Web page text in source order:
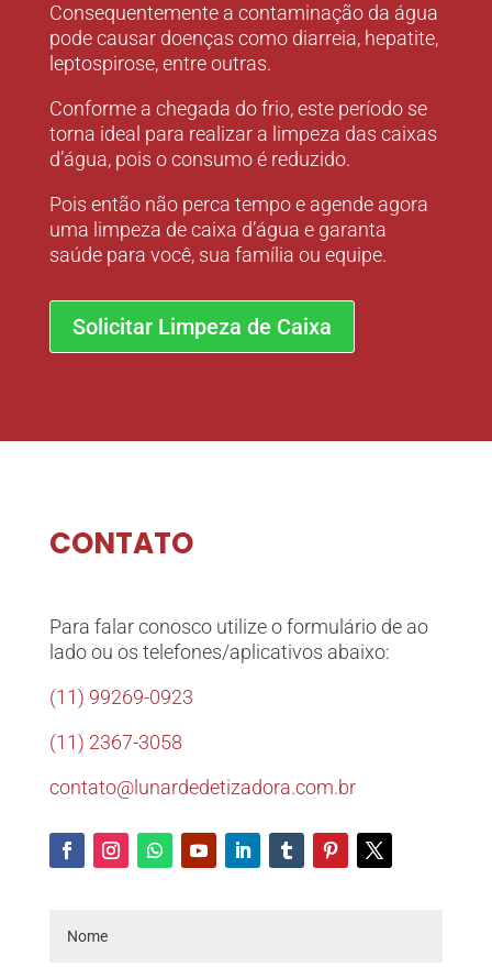
Consequentemente a contaminação da água
pode causar doenças como diarreia, hepatite,
leptospirose, entre outras.
Conforme a chegada do frio, este período se
torna ideal para realizar a limpeza das caixas
d’água, pois o consumo é reduzido.
Pois então não perca tempo e agende agora
uma limpeza de caixa d’água e garanta
saúde para você, sua família ou equipe.
Solicitar Limpeza de Caixa
CONTATO
Para falar conosco utilize o formulário de ao
lado ou os telefones/aplicativos abaixo:
(11) 99269-0923
(11) 2367-3058
contato@lunardedetizadora.com.br